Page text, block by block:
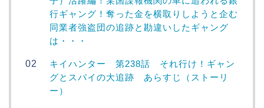
行ギャング！奪った金を横取りしようと企む
同業者強盗団の追跡と勘違いしたギャング
は・・・
キイハンター 第238話 それ行け！ギャン
グとスパイの大追跡 あらすじ（ストーリ
ー）